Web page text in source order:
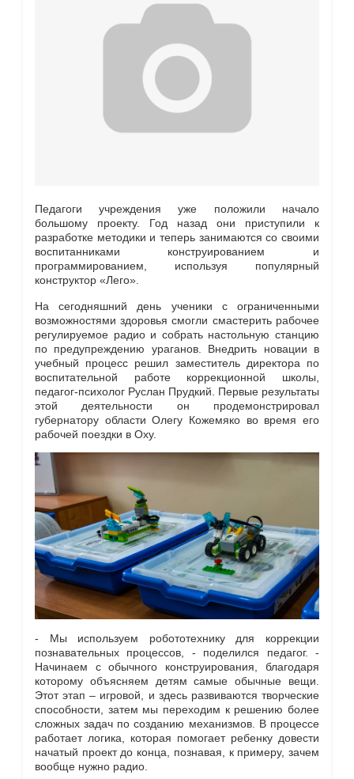
Педагоги учреждения уже положили начало
большому проекту. Год назад они приступили к
разработке методики и теперь занимаются со своими
воспитанниками конструированием и
программированием, используя популярный
конструктор «Лего».
На сегодняшний день ученики с ограниченными
возможностями здоровья смогли смастерить рабочее
регулируемое радио и собрать настольную станцию
по предупреждению ураганов. Внедрить новации в
учебный процесс решил заместитель директора по
воспитательной работе коррекционной школы,
педагог-психолог Руслан Прудкий. Первые результаты
этой деятельности он продемонстрировал
губернатору области Олегу Кожемяко во время его
рабочей поездки в Оху.
- Мы используем робототехнику для коррекции
познавательных процессов, - поделился педагог. -
Начинаем с обычного конструирования, благодаря
которому объясняем детям самые обычные вещи.
Этот этап – игровой, и здесь развиваются творческие
способности, затем мы переходим к решению более
сложных задач по созданию механизмов. В процессе
работает логика, которая помогает ребенку довести
начатый проект до конца, познавая, к примеру, зачем
вообще нужно радио.